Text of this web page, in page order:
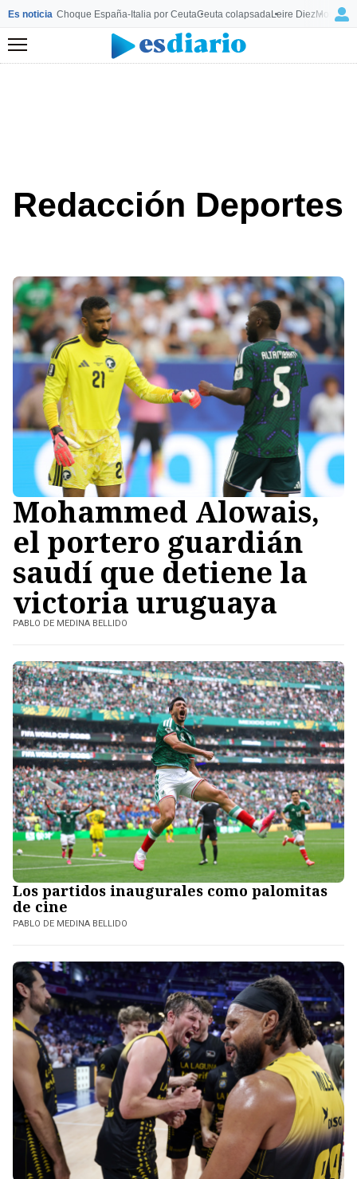
Es noticia Choque España-Italia por CeutaCeuta colapsadaLeire Diez
Menú
Redacción Deportes
Mohammed Alowais,
el portero guardián
saudí que detiene la
victoria uruguaya
PABLO DE MEDINA BELLIDO
Los partidos inaugurales como palomitas
de cine
PABLO DE MEDINA BELLIDO